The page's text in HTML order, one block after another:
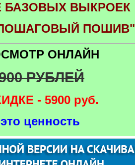
БАЗОВЫХ ВЫКРОЕК
ПОШИВ"
ОНЛАЙН
РУБЛЕЙ
- 5900 руб.
ценность